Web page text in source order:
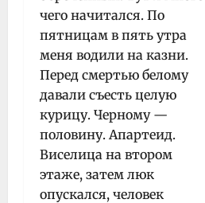
чего начитался. По
пятницам в пять утра
меня водили на казни.
Перед смертью белому
давали съесть целую
курицу. Черному —
половину. Апартеид.
Виселица на втором
этаже, затем люк
опускался, человек